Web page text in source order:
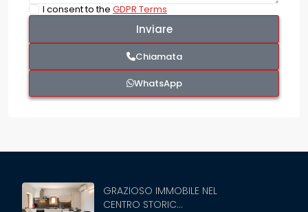
I consent to the GDPR Terms
Chiamata
WhatsApp
GRAZIOSO IMMOBILE NEL
CENTRO STORIC...